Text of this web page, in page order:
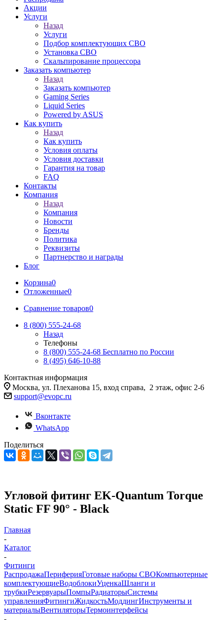
Акции
Услуги
Назад
Услуги
Подбор комплектующих СВО
Установка СВО
Скальпирование процессора
Заказать компьютер
Назад
Заказать компьютер
Gaming Series
Liquid Series
Powered by ASUS
Как купить
Назад
Как купить
Условия оплаты
Условия доставки
Гарантия на товар
FAQ
Контакты
Компания
Назад
Компания
Новости
Бренды
Политика
Реквизиты
Партнерство и награды
Блог
Корзина0
Отложенные0
Сравнение товаров0
8 (800) 555-24-68
Назад
Телефоны
8 (800) 555-24-68 Бесплатно по России
8 (495) 646-10-88
Контактная информация
Москва, ул. Плеханова 15, вход справа, 2 этаж, офис 2-6
support@evopc.ru
Вконтакте
WhatsApp
Поделиться
Угловой фитинг EK-Quantum Torque
Static FF 90° - Black
Главная
-
Каталог
-
Фитинги
РаспродажаПериферияГотовые наборы СВОКомпьютерные
комплектующиеВодоблокиУценкаШланги и
трубкиРезервуарыПомпыРадиаторыСистемы
управленияФитингиЖидкостьМоддингИнструменты и
материалыВентиляторыТермоинтерфейсы